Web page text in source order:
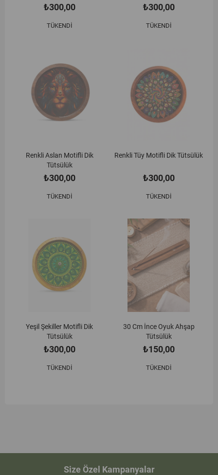
₺300,00
TÜKENDI
₺300,00
TÜKENDI
Renkli Aslan Motifli Dik
Tütsülük
₺300,00
TÜKENDI
Renkli Tüy Motifli Dik Tütsülük
₺300,00
TÜKENDI
Yeşil Şekiller Motifli Dik
Tütsülük
₺300,00
TÜKENDI
30 Cm İnce Oyuk Ahşap
Tütsülük
₺150,00
TÜKENDI
Size Özel Kampanyalar